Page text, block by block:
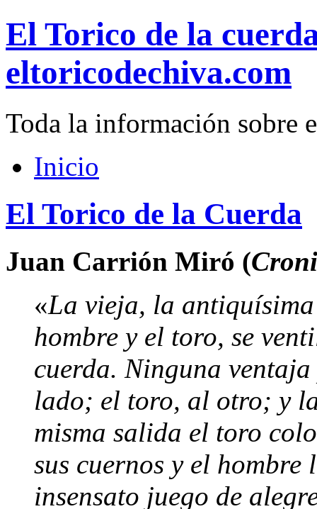
El Torico de la
eltoricodechiva.com
Toda la información sobre
Inicio
El Torico de la Cuerda
Juan Carrión Miró (
«La vieja, la
hombre y el toro, se
cuerda. Ninguna
lado; el toro, al otro; y
misma salida el toro
sus cuernos y el hombre
insensato juego de